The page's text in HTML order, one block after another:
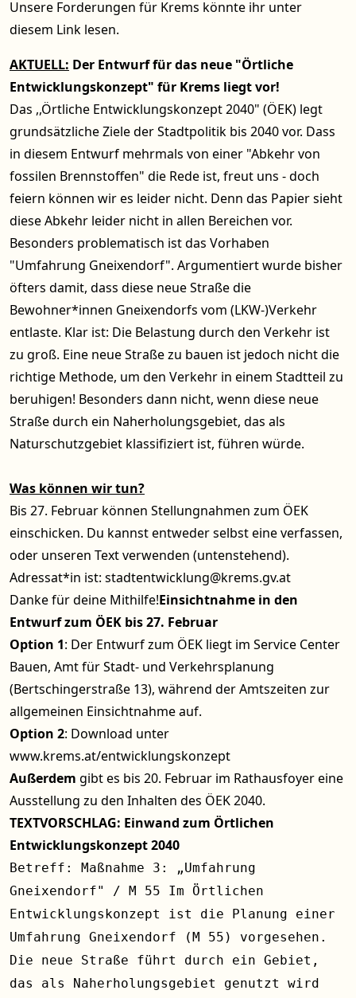
Unsere Forderungen für Krems könnte ihr unter
diesem Linklesen.
AKTUELL: Der Entwurf für das neue "Örtliche
Entwicklungskonzept" für Krems liegt vor!
Das ,,Örtliche Entwicklungskonzept 2040" (ÖEK) legt
grundsätzliche Ziele der Stadtpolitik bis 2040 vor. Dass
in diesem Entwurf mehrmals von einer "Abkehr von
fossilen Brennstoffen" die Rede ist, freut uns - doch
feiern können wir es leider nicht. Denn das Papier sieht
diese Abkehr leider nicht in allen Bereichen vor.
Besonders problematisch ist das Vorhaben
"Umfahrung Gneixendorf". Argumentiert wurde bisher
öfters damit, dass diese neue Straße die
Bewohner*innen Gneixendorfs vom (LKW-)Verkehr
entlaste. Klar ist: Die Belastung durch den Verkehr ist
zu groß. Eine neue Straße zu bauen ist jedoch nicht die
richtige Methode, um den Verkehr in einem Stadtteil zu
beruhigen! Besonders dann nicht, wenn diese neue
Straße durch ein Naherholungsgebiet, das als
Naturschutzgebiet klassifiziert ist, führen würde.
Was können wir tun?
Bis 27. Februar können Stellungnahmen zum ÖEK
einschicken. Du kannst entweder selbst eine verfassen,
oder unseren Text verwenden (untenstehend).
Adressat*in ist: stadtentwicklung@krems.gv.at
Danke für deine Mithilfe!Einsichtnahme in den
Entwurf zum ÖEK bis 27. Februar
Option 1: Der Entwurf zum ÖEK liegt im Service Center
Bauen, Amt für Stadt- und Verkehrsplanung
(Bertschingerstraße 13), während der Amtszeiten zur
allgemeinen Einsichtnahme auf.
Option 2: Download unter
www.krems.at/entwicklungskonzept
Außerdem gibt es bis 20. Februar im Rathausfoyer eine
Ausstellung zu den Inhalten des ÖEK 2040.
TEXTVORSCHLAG: Einwand zum Örtlichen
Entwicklungskonzept 2040
Betreff: Maßnahme 3: „Umfahrung
Gneixendorf" / M 55 Im Örtlichen
Entwicklungskonzept ist die Planung einer
Umfahrung Gneixendorf (M 55) vorgesehen.
Die neue Straße führt durch ein Gebiet,
das als Naherholungsgebiet genutzt wird